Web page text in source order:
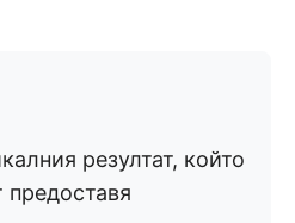
резултат, който